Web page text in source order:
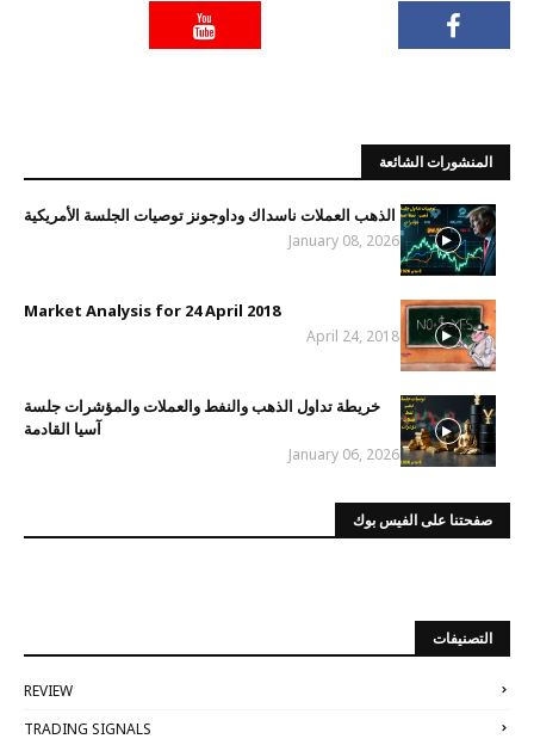
المنشورات الشائعة
الذهب العملات ناسداك وداوجونز توصيات الجلسة الأمريكية
January 08, 2026
Market Analysis for 24 April 2018
April 24, 2018
خريطة تداول الذهب والنفط والعملات والمؤشرات جلسة
آسيا القادمة
January 06, 2026
صفحتنا على الفيس بوك
التصنيفات
REVIEW
TRADING SIGNALS